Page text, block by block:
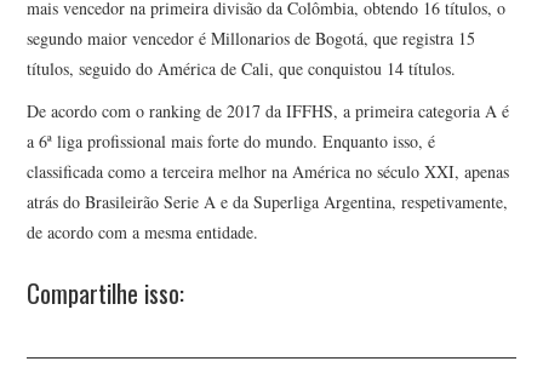
mais vencedor na primeira divisão da Colômbia, obtendo 16 títulos, o
segundo maior vencedor é Millonarios de Bogotá, que registra 15
títulos, seguido do América de Cali, que conquistou 14 títulos.
De acordo com o ranking de 2017 da IFFHS, a primeira categoria A é
a 6ª liga profissional mais forte do mundo. Enquanto isso, é
classificada como a terceira melhor na América no século XXI, apenas
atrás do Brasileirão Serie A e da Superliga Argentina, respetivamente,
de acordo com a mesma entidade.
Compartilhe isso: